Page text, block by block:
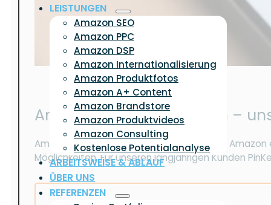
LEISTUNGEN
Amazon SEO
Amazon PPC
Amazon DSP
Amazon Internationalisierung
Amazon Produktfotos
Amazon A+ Content
Amazon Brandstore
Amazon Produktvideos
Amazon Consulting
Kostenlose Potentialanalyse
ARBEITSWEISE & ABLAUF
ÜBER UNS
REFERENZEN
Amazon DSP Erfahrungen –
Amazon DSP ist nicht für jeden Händler auf
Möglichkeiten. Für unseren langjährigen Kunden